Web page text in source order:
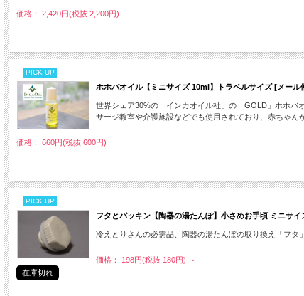
価格： 2,420円(税抜 2,200円)
PICK UP
ホホバオイル【ミニサイズ 10ml】トラベルサイズ [メール
世界シェア30%の「インカオイル社」の「GOLD」ホホバ
サージ教室や介護施設などでも使用されており、赤ちゃ
価格： 660円(税抜 600円)
PICK UP
フタとパッキン【陶器の湯たんぽ】小さめお手頃 ミニサイ
冷えとりさんの必需品、陶器の湯たんぽの取り換え「フタ
価格： 198円(税抜 180円) ～
在庫切れ